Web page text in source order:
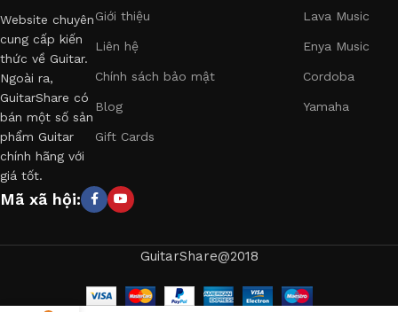
Website chuyên
cung cấp kiến
thức về Guitar.
Ngoài ra,
GuitarShare có
bán một số sản
phẩm Guitar
chính hãng với
giá tốt.
Giới thiệu
Liên hệ
Chính sách bảo mật
Blog
Gift Cards
Lava Music
Enya Music
Cordoba
Yamaha
Mã xã hội:
GuitarShare@2018